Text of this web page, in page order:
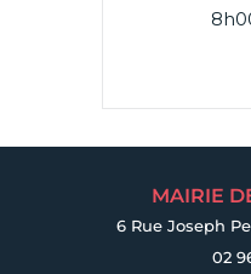
MAIRIE
6 Rue Joseph
02